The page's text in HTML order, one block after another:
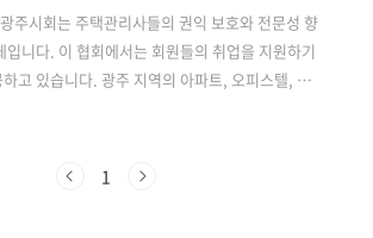
주시회는 주택관리사들의 권익 보호와 전문성 향
입니다. 이 협회에서는 회원들의 취업을 지원하기
고 있습니다. 광주 지역의 아파트, 오피스텔, 빌
다양한 직종의 구인 공고를 한 곳에서 확인할 수
비, 소방, 경리, 경비, 미화 등 다양한 직종의 구
1